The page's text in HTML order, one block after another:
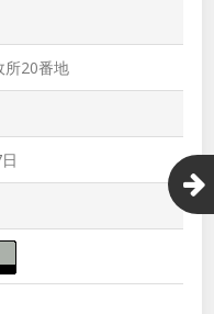
所20番地